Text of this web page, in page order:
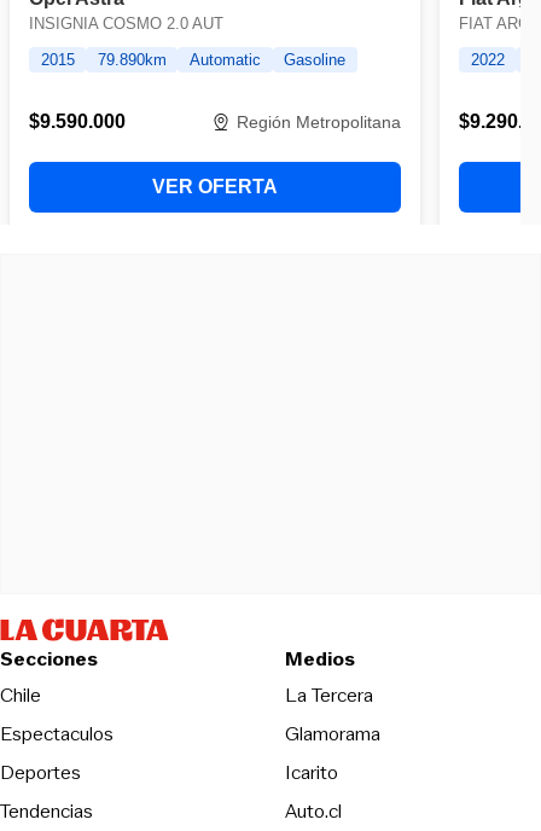
Secciones
Chile
Espectaculos
Deportes
Tendencias
Medios
La TerceraOpens in new
Glamorama
Icarito
Auto.cl